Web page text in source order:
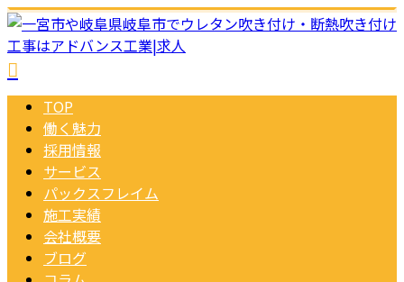
TOP
働く魅力
採用情報
サービス
パックスフレイム
施工実績
会社概要
ブログ